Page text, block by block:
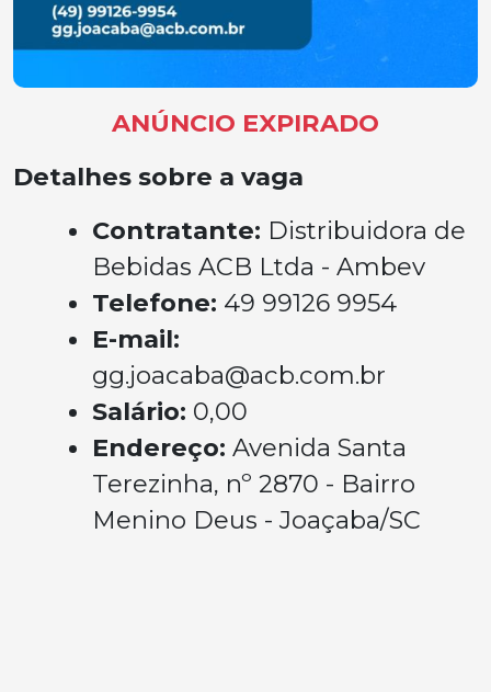
ANÚNCIO EXPIRADO
Detalhes sobre a vaga
Contratante: Distribuidora de
Bebidas ACB Ltda - Ambev
Telefone: 49 99126 9954
E-mail:
gg.joacaba@acb.com.br
Salário: 0,00
Endereço: Avenida Santa
Terezinha, nº 2870 - Bairro
Menino Deus - Joaçaba/SC